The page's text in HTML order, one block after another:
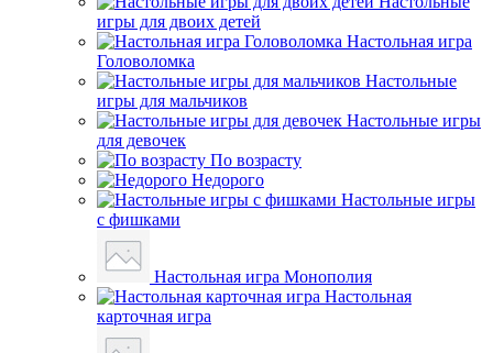
игры для двоих детей
Настольная игра
Головоломка
Настольные
игры для мальчиков
Настольные игры
для девочек
По возрасту
Недорого
Настольные игры
с фишками
Настольная игра Монополия
Настольная
карточная игра